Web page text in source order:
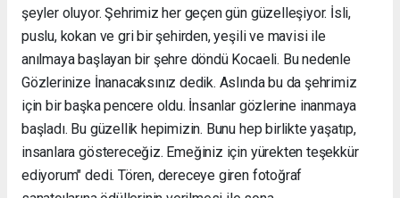
şeyler oluyor. Şehrimiz her geçen gün güzelleşiyor. İsli,
puslu, kokan ve gri bir şehirden, yeşili ve mavisi ile
anılmaya başlayan bir şehre döndü Kocaeli. Bu nedenle
Gözlerinize İnanacaksınız dedik. Aslında bu da şehrimiz
için bir başka pencere oldu. İnsanlar gözlerine inanmaya
başladı. Bu güzellik hepimizin. Bunu hep birlikte yaşatıp,
insanlara göstereceğiz. Emeğiniz için yürekten teşekkür
ediyorum" dedi. Tören, dereceye giren fotoğraf